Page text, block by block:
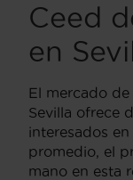
Ceed
en
El mercado
Sevilla ofrece
interesados
promedio, el
mano en esta